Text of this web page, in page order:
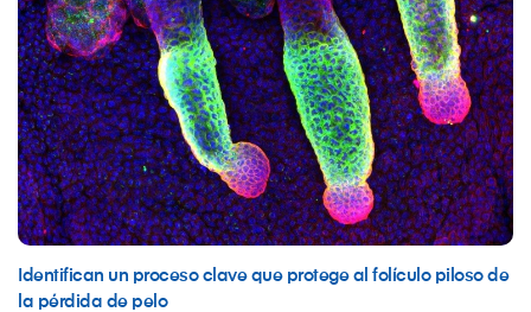
Identifican un proceso clave que protege al folículo piloso de
la pérdida de pelo